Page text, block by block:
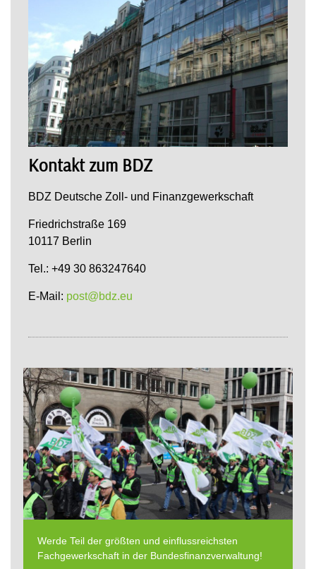
Kontakt zum BDZ
BDZ Deutsche Zoll- und Finanzgewerkschaft
Friedrichstraße 169
10117 Berlin
Tel.: +49 30 863247640
E-Mail: post@bdz.eu
Werde Teil der größten und einflussreichsten
Fachgewerkschaft in der Bundesfinanzverwaltung!